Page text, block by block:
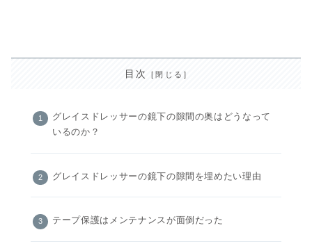
目次
グレイスドレッサーの鏡下の隙間の奥はどうなって
いるのか？
グレイスドレッサーの鏡下の隙間を埋めたい理由
テープ保護はメンテナンスが面倒だった